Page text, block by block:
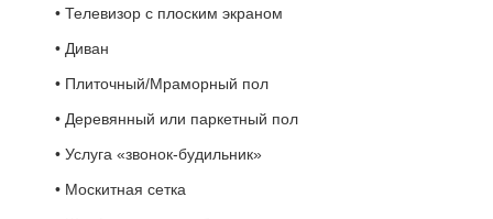
• Телевизор с плоским экраном
• Диван
• Плиточный/Мраморный пол
• Деревянный или паркетный пол
• Услуга «звонок-будильник»
• Москитная сетка